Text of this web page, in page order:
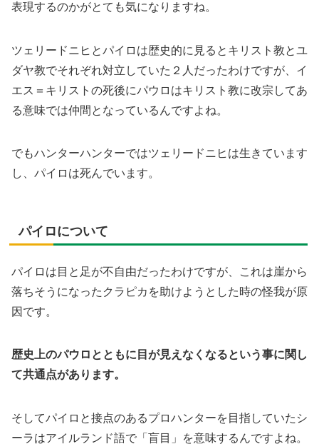
表現するのかがとても気になりますね。
ツェリードニヒとパイロは歴史的に見るとキリスト教とユ
ダヤ教でそれぞれ対立していた２人だったわけですが、イ
エス＝キリストの死後にパウロはキリスト教に改宗してあ
る意味では仲間となっているんですよね。
でもハンターハンターではツェリードニヒは生きています
し、パイロは死んでいます。
パイロについて
パイロは目と足が不自由だったわけですが、これは崖から
落ちそうになったクラピカを助けようとした時の怪我が原
因です。
歴史上のパウロとともに目が見えなくなるという事に関し
て共通点があります。
そしてパイロと接点のあるプロハンターを目指していたシ
ーラはアイルランド語で「盲目」を意味するんですよね。